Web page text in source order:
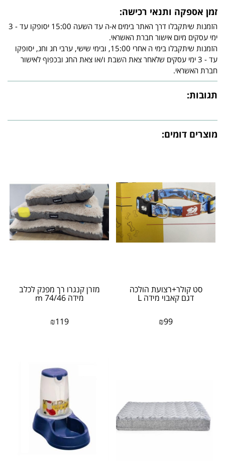
זמן אספקה ותנאי רכישה:
הזמנות שיתקבלו דרך האתר בימים א-ה עד השעה 15:00 יסופקו עד - 3
ימי עסקים מיום אישור חברת האשראי.
הזמנות שיתקבלו בימי ה אחרי 15:00, ובימי שישי, ערבי חג וחג, יסופקו
עד - 3 ימי עסקים שלאחר צאת השבת ו/או צאת החג ובכפוף לאישור
חברת האשראי.
תגובות:
מוצרים דומים:
סט קולר+רצועת הולכה
דגם קאבוי מידה L
₪99
מזרן קנגרו רך מפנק לכלב
מידה m 74/46
₪119